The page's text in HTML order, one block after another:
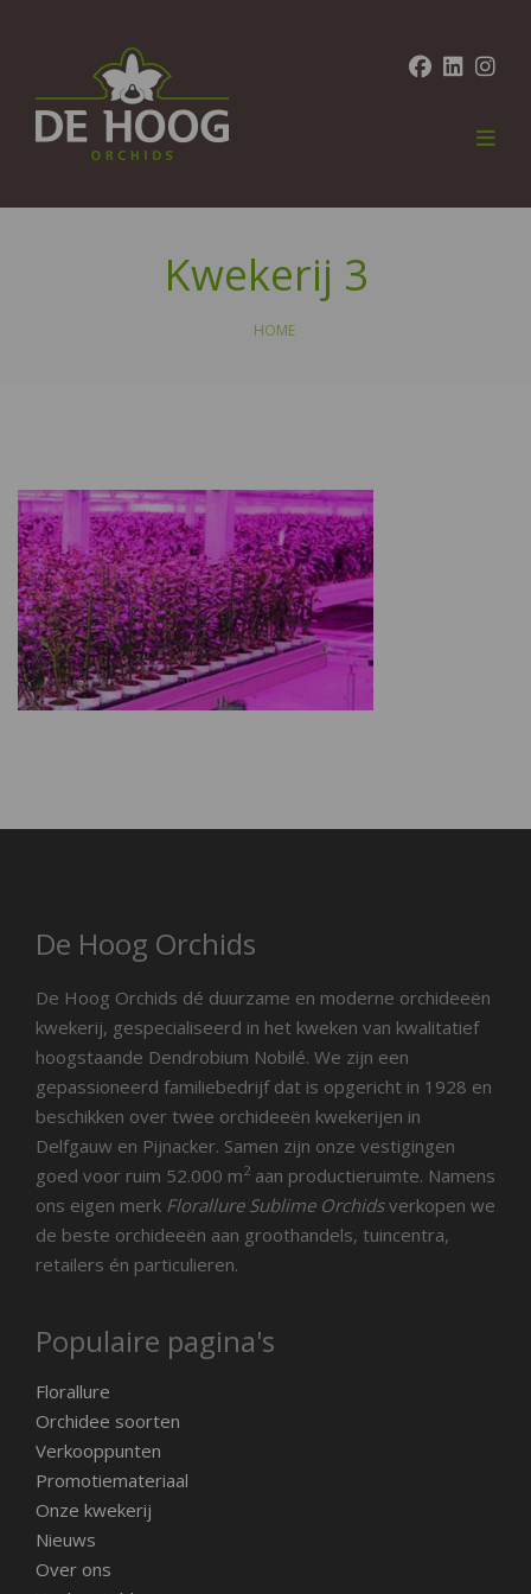
Kwekerij 3
HOME
De Hoog Orchids
De Hoog Orchids dé duurzame en moderne orchideeën
kwekerij, gespecialiseerd in het kweken van kwalitatief
hoogstaande Dendrobium Nobilé. We zijn een
gepassioneerd familiebedrijf dat is opgericht in 1928 en
beschikken over twee orchideeën kwekerijen in
Delfgauw en Pijnacker. Samen zijn onze vestigingen
goed voor ruim 52.000 m2 aan productieruimte. Namens
ons eigen merk Florallure Sublime Orchidsverkopen we
de beste orchideeën aan groothandels, tuincentra,
retailers én particulieren.
Populaire pagina's
Florallure
Orchidee soorten
Verkooppunten
Promotiemateriaal
Onze kwekerij
Nieuws
Over ons